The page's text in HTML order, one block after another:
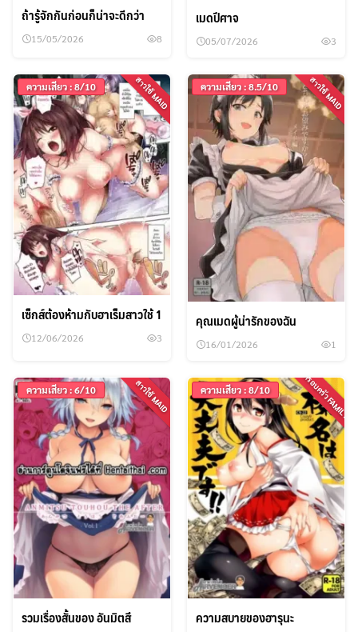
ถ้ารู้จักกันก่อนก็น่าจะดีกว่า
15/05/2026 8
เมดปีศาจ
05/07/2026 3
สาวใช้ MAID
ความเสียว : 8/10
เซ็กส์ต้องห้ามกับฮาเร็มสาวใช้ 1
12/06/2026 3
สาวใช้ MAID
ความเสียว : 8.5/10
คุณเมดผู้น่ารักของฉัน
16/01/2026 1
สาวใช้ MAID
ความเสียว : 6/10
รวมเรื่องสั้นของ อันมิตสึ
ครอบครัว FAMILY
ความเสียว : 8/10
ความสบายของฮารุนะ